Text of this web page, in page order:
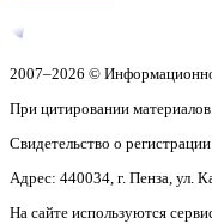
2007–2026 ©
При цитировании
Свидетельство о
Адрес: 440034, г. Пенза, ул.
На сайте используются